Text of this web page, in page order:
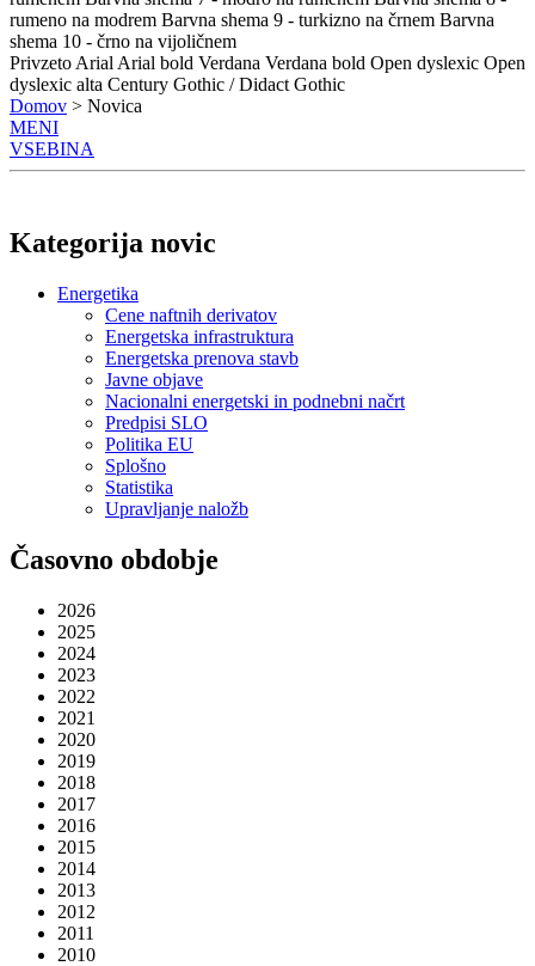
rumeno na modrem Barvna shema 9 - turkizno na črnem Barvna
shema 10 - črno na vijoličnem
Privzeto Arial Arial bold Verdana Verdana bold Open dyslexic Open
dyslexic alta Century Gothic / Didact Gothic
Domov > Novica
MENI
VSEBINA
Kategorija novic
Energetika
Cene naftnih derivatov
Energetska infrastruktura
Energetska prenova stavb
Javne objave
Nacionalni energetski in podnebni načrt
Predpisi SLO
Politika EU
Splošno
Statistika
Upravljanje naložb
Časovno obdobje
2026
2025
2024
2023
2022
2021
2020
2019
2018
2017
2016
2015
2014
2013
2012
2011
2010